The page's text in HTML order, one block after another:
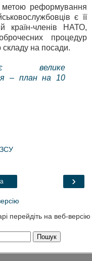
метою реформування
є її
країн-членів НАТО,
процедур
складу на посади.
велике
– план на 10
›
перейдіть на веб-версію